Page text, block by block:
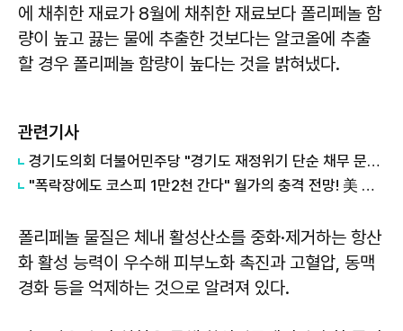
에 채취한 재료가 8월에 채취한 재료보다 폴리페놀 함
량이 높고 끓는 물에 추출한 것보다는 알코올에 추출
할 경우 폴리페놀 함량이 높다는 것을 밝혀냈다.
관련기사
경기도의회 더불어민주당 "경기도 재정위기 단순 채무 문제 아냐"...세수체계 개편 논의
"폭락장에도 코스피 1만2천 간다" 월가의 충격 전망! 美 반도체 15% 관세 폭탄·7조 빚 경기도 세수 전쟁까지
폴리페놀 물질은 체내 활성산소를 중화·제거하는 항산
화 활성 능력이 우수해 피부노화 촉진과 고혈압, 동맥
경화 등을 억제하는 것으로 알려져 있다.